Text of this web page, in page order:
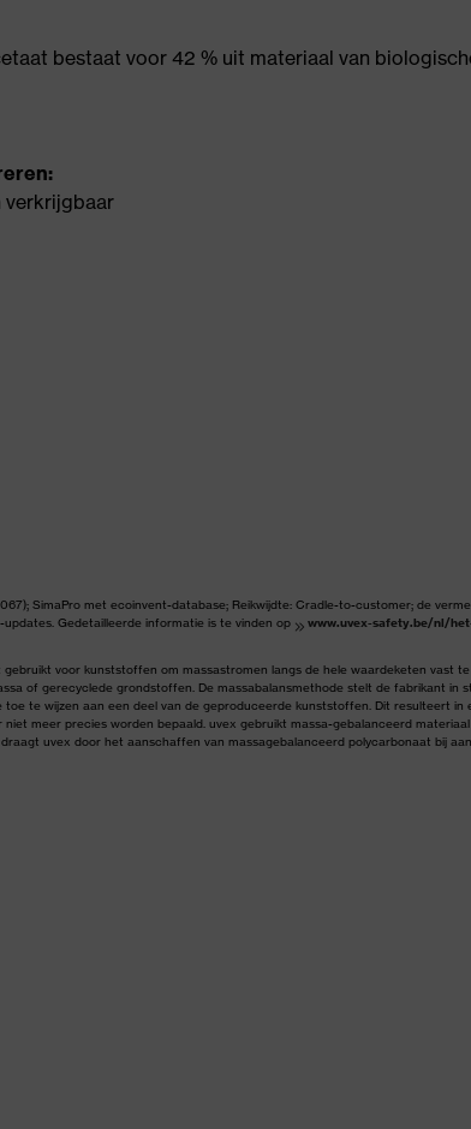
bestaat voor 42 % uit materiaal van
verkrijgbaar
SimaPro met ecoinvent-database; Reikwijdte: Cradle-to-customer; de
Gedetailleerde informatie is te vinden op
www.uvex-safety.be/nl/
voor kunststoffen om massastromen langs de hele waardeketen vast
of gerecyclede grondstoffen. De massabalansmethode stelt de fabrikant
te wijzen aan een deel van de geproduceerde kunststoffen. Dit resulteert in
meer precies worden bepaald. uvex gebruikt massa-gebalanceerd
uvex door het aanschaffen van massagebalanceerd polycarbonaat bij